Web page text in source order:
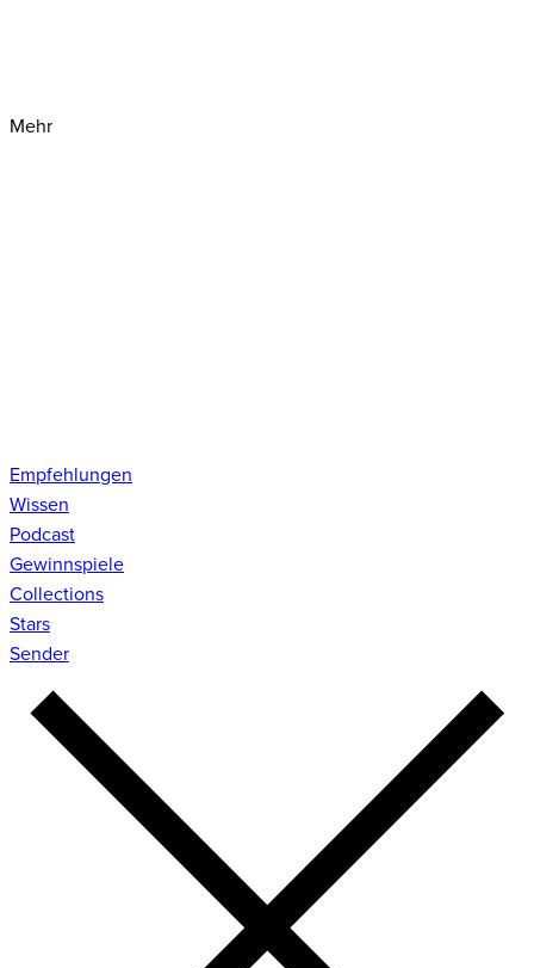
Mehr
Empfehlungen
Wissen
Podcast
Gewinnspiele
Collections
Stars
Sender